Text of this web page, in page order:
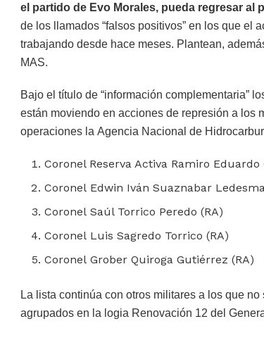
el partido de Evo Morales, pueda regresar al
de los llamados “falsos positivos” en los que el
trabajando desde hace meses. Plantean,
MAS.
Bajo el título de “información complementaria”
están moviendo en acciones de represión a los
operaciones la Agencia Nacional de
Coronel Reserva Activa Ramiro
Coronel Edwin Iván Suaznabar
Coronel Saúl Torrico Peredo (RA)
Coronel Luis Sagredo Torrico (RA)
Coronel Grober Quiroga Gutiérrez (RA)
La lista continúa con otros militares a los que
agrupados en la logia Renovación 12 del